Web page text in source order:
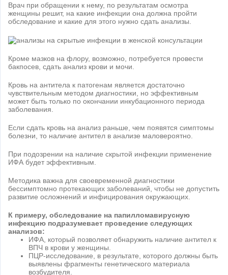
Врач при обращении к нему, по результатам осмотра
женщины решит, на какие инфекции она должна пройти
обследование и какие для этого нужно сдать анализы.
Кроме мазков на флору, возможно, потребуется провести
бакпосев, сдать анализ крови и мочи.
Кровь на антитела к патогенам является достаточно
чувствительным методом диагностики, но эффективным
может быть только по окончании инкубационного периода
заболевания.
Если сдать кровь на анализ раньше, чем появятся симптомы
болезни, то наличие антител в анализе маловероятно.
При подозрении на наличие скрытой инфекции применение
ИФА будет эффективным.
Методика важна для своевременной диагностики
бессимптомно протекающих заболеваний, чтобы не допустить
развитие осложнений и инфицирования окружающих.
К примеру, обследование на папилломавирусную
инфекцию подразумевает проведение следующих
анализов:
ИФА, который позволяет обнаружить наличие антител к
ВПЧ в крови у женщины.
ПЦР-исследование, в результате, которого должны быть
выявлены фрагменты генетического материала
возбудителя.